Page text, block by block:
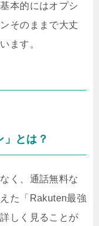
本的にはオプシ
そのままで大丈
ます。
とは？
く、通話無料な
た「Rakuten最強
しく見ることが